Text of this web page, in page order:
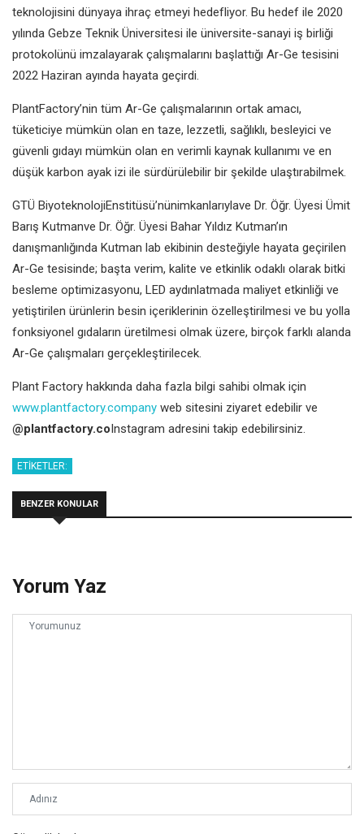
teknolojisini dünyaya ihraç etmeyi hedefliyor. Bu hedef ile 2020
yılında Gebze Teknik Üniversitesi ile üniversite-sanayi iş birliği
protokolünü imzalayarak çalışmalarını başlattığı Ar-Ge tesisini
2022 Haziran ayında hayata geçirdi.
PlantFactory’nin tüm Ar-Ge çalışmalarının ortak amacı,
tüketiciye mümkün olan en taze, lezzetli, sağlıklı, besleyici ve
güvenli gıdayı mümkün olan en verimli kaynak kullanımı ve en
düşük karbon ayak izi ile sürdürülebilir bir şekilde ulaştırabilmek.
GTÜ BiyoteknolojiEnstitüsü’nünimkanlarıylave Dr. Öğr. Üyesi Ümit
Barış Kutmanve Dr. Öğr. Üyesi Bahar Yıldız Kutman’ın
danışmanlığında Kutman lab ekibinin desteğiyle hayata geçirilen
Ar-Ge tesisinde; başta verim, kalite ve etkinlik odaklı olarak bitki
besleme optimizasyonu, LED aydınlatmada maliyet etkinliği ve
yetiştirilen ürünlerin besin içeriklerinin özelleştirilmesi ve bu yolla
fonksiyonel gıdaların üretilmesi olmak üzere, birçok farklı alanda
Ar-Ge çalışmaları gerçekleştirilecek.
Plant Factory hakkında daha fazla bilgi sahibi olmak için
www.plantfactory.company web sitesini ziyaret edebilir ve
@plantfactory.coInstagram adresini takip edebilirsiniz.
ETIKETLER:
BENZER KONULAR
Yorum Yaz